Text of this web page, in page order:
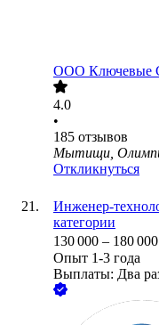
ООО Ключевые
4.0
•
185 отзывов
Мытищи,
Откликнуться
Инженер-
категории
130 000 – 180 000
Опыт 1-3 года
Выплаты: Два